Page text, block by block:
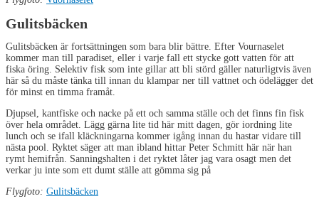
Gulitsbäcken
Gulitsbäcken är fortsättningen som bara blir bättre. Efter Vournaselet
kommer man till paradiset, eller i varje fall ett stycke gott vatten för att
fiska öring. Selektiv fisk som inte gillar att bli störd gäller naturligtvis även
här så du måste tänka till innan du klampar ner till vattnet och ödelägger det
för minst en timma framåt.
Djupsel, kantfiske och nacke på ett och samma ställe och det finns fin fisk
över hela området. Lägg gärna lite tid här mitt dagen, gör iordning lite
lunch och se ifall kläckningarna kommer igång innan du hastar vidare till
nästa pool. Ryktet säger att man ibland hittar Peter Schmitt här när han
rymt hemifrån. Sanningshalten i det ryktet låter jag vara osagt men det
verkar ju inte som ett dumt ställe att gömma sig på
Flygfoto: Gulitsbäcken